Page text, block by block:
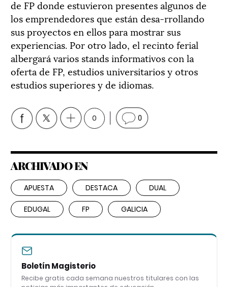
de FP donde estuvieron presentes algunos de
los emprendedores que están desa-rrollando
sus proyectos en ellos para mostrar sus
experiencias. Por otro lado, el recinto ferial
albergará varios stands informativos con la
oferta de FP, estudios universitarios y otros
estudios superiores y de idiomas.
0 0
ARCHIVADO EN
APUESTA DESTACA DUAL
EDUGAL FP GALICIA
Boletín Magisterio
Recibe gratis cada semana nuestros titulares con las